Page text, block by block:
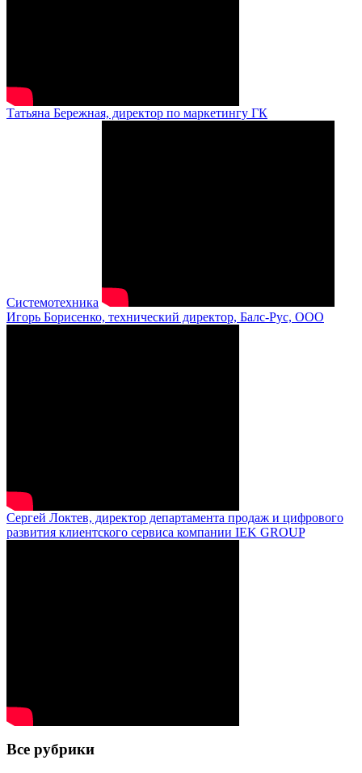
Татьяна Бережная, директор по маркетингу ГК
Системотехника
Игорь Борисенко, технический директор, Балс-Рус, ООО
Сергей Локтев, директор департамента продаж и цифрового
развития клиентского сервиса компании IEK GROUP
Все рубрики